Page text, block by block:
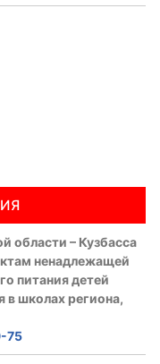
области – Кузбасса
ненадлежащей
питания детей
в школах региона,
75